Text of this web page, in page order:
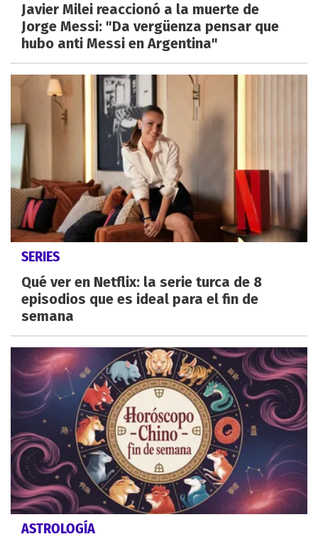
Javier Milei reaccionó a la muerte de
Jorge Messi: "Da vergüenza pensar que
hubo anti Messi en Argentina"
SERIES
Qué ver en Netflix: la serie turca de 8
episodios que es ideal para el fin de
semana
ASTROLOGÍA